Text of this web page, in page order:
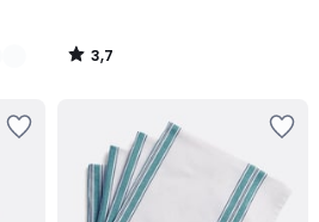
3,7
/